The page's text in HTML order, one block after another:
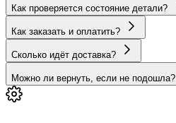
Как проверяется состояние детали?
Как заказать и оплатить?
Сколько идёт доставка?
Можно ли вернуть, если не подошла?